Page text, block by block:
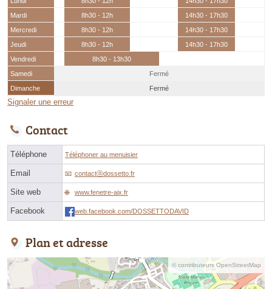
Mardi
8h30 - 12h
14h30 - 17h30
Mercredi
8h30 - 12h
14h30 - 17h30
Jeudi
8h30 - 12h
14h30 - 17h30
Vendredi
8h30 - 13h30
Samedi
Fermé
Dimanche
Fermé
Signaler une erreur
Contact
Téléphone Téléphoner au menuisier
Email contactⓐdossetto.fr
Site web www.fenetre-aix.fr
Facebook web.facebook.com/DOSSETTODAVID
Plan et adresse
© contributeurs OpenStreetMap